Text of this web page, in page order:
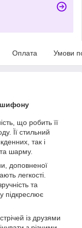
Оплата Умови
шифону
що робить її
Її стильний
так і
шарму.
доповненої
легкості.
та
підкреслює
із друзями